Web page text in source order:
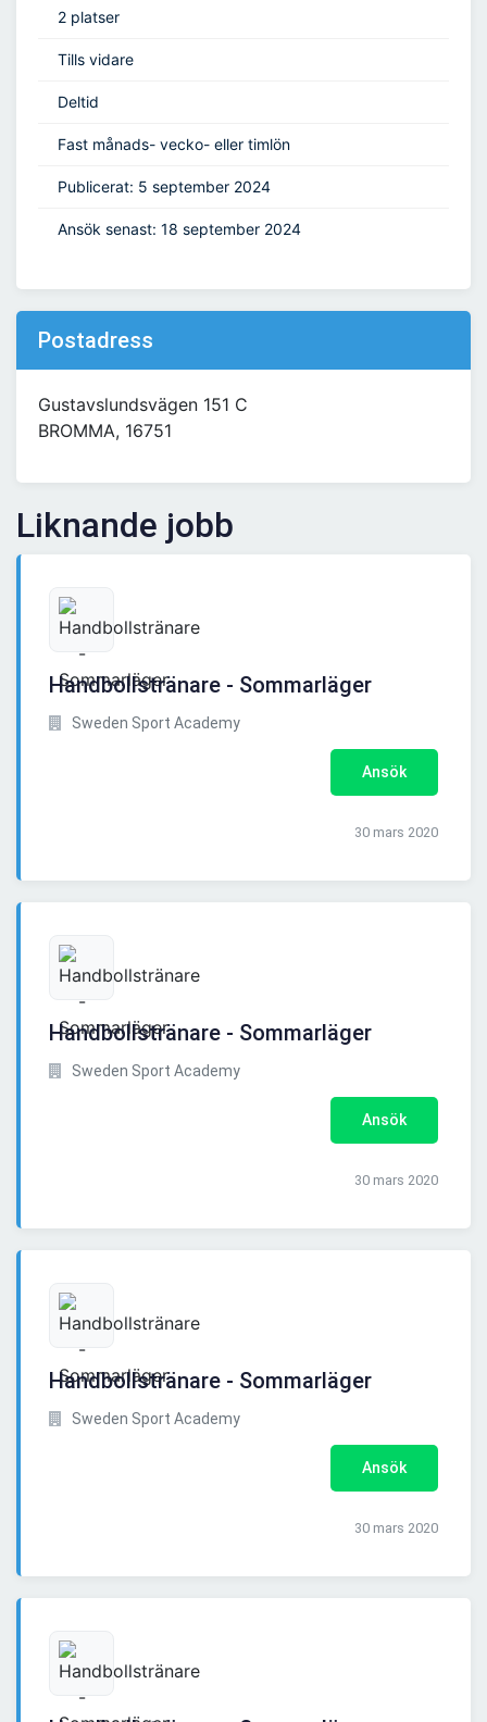
2 platser
Tills vidare
Deltid
Fast månads- vecko- eller timlön
Publicerat: 5 september 2024
Ansök senast: 18 september 2024
Postadress
Gustavslundsvägen 151 C
BROMMA, 16751
Liknande jobb
Handbollstränare - Sommarläger
Sweden Sport Academy
Ansök
30 mars 2020
Handbollstränare - Sommarläger
Sweden Sport Academy
Ansök
30 mars 2020
Handbollstränare - Sommarläger
Sweden Sport Academy
Ansök
30 mars 2020